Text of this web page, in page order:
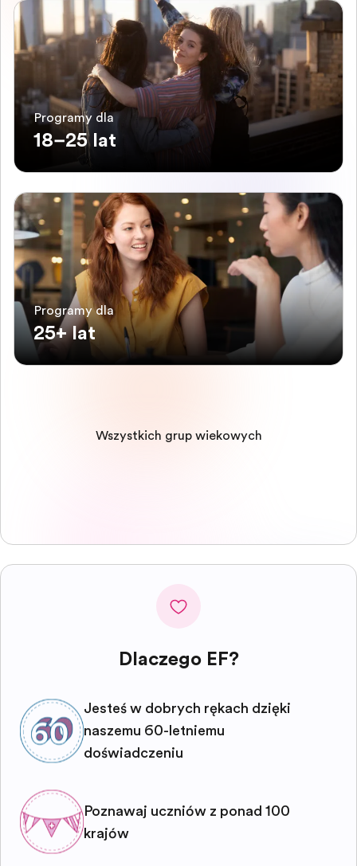
Programy dla
18–25 lat
Programy dla
25+ lat
Wszystkich grup wiekowych
Dlaczego EF?
Jesteś w dobrych rękach dzięki
naszemu 60-letniemu
doświadczeniu
Poznawaj uczniów z ponad 100
krajów